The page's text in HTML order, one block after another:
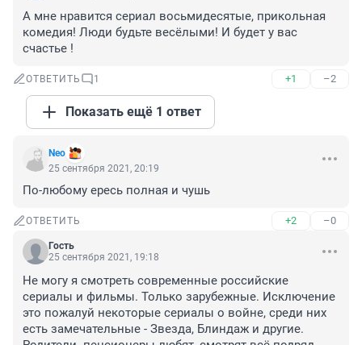
А мне нравится сериал восьмидесятые, прикольная
комедия! Люди будьте весёлыми! И будет у вас
счастье !
ОТВЕТИТЬ 1 +1 –2
Показать ещё 1 ответ
Nео
25 сентября 2021, 20:19
По-любому ересь полная и чушь
ОТВЕТИТЬ +2 –0
Гость
25 сентября 2021, 19:18
Не могу я смотреть современные российские
сериалы и фильмы. Только зарубежные. Исключение
это пожалуй некоторые сериалы о войне, среди них
есть замечательные - Звезда, Блиндаж и другие.